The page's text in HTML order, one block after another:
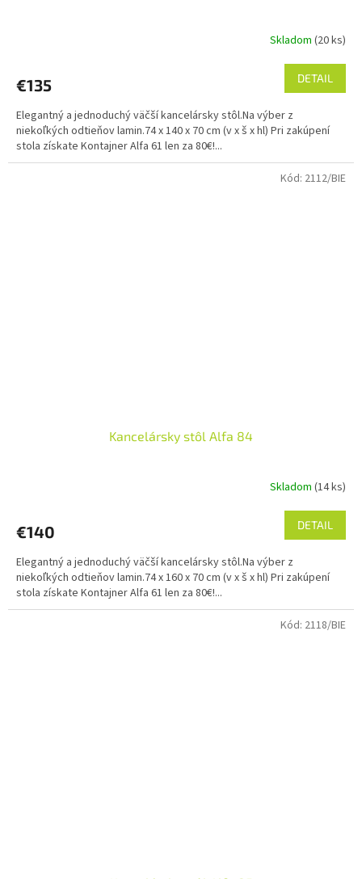
Skladom (20 ks)
€135 DETAIL
Elegantný a jednoduchý väčší kancelársky stôl.Na výber z
niekoľkých odtieňov lamin.74 x 140 x 70 cm (v x š x hl) Pri zakúpení
stola získate Kontajner Alfa 61 len za 80€!...
Kancelársky stôl Alfa 84
Skladom (14 ks)
€140 DETAIL
Elegantný a jednoduchý väčší kancelársky stôl.Na výber z
niekoľkých odtieňov lamin.74 x 160 x 70 cm (v x š x hl) Pri zakúpení
stola získate Kontajner Alfa 61 len za 80€!...
Kód: 2112/BIE
Kód: 2118/BIE